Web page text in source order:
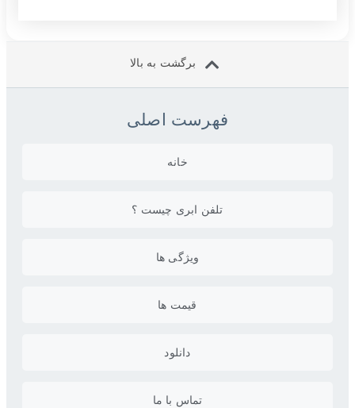
برگشت به بالا
فهرست اصلی
خانه
تلفن ابری چیست ؟
ویژگی ها
قیمت ها
دانلود
تماس با ما